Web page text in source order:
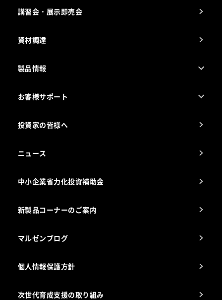
事業所一覧
講習会・展示即売会
資材調達
製品情報
電気・ガス別厨房機器
お客様サポート
アフターサービスお問合せ先
海外出店をご検討のお客様へ
投資家の皆様へ
ニュース
中小企業省力化投資補助金
新製品コーナーのご案内
マルゼンブログ
個人情報保護方針
次世代育成支援の取り組み